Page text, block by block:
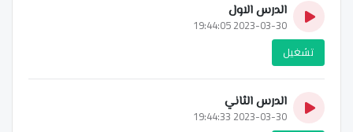
الدرس الاول
2023-03-30 19:44:05
تشغيل
الدرس الثاني
2023-03-30 19:44:33